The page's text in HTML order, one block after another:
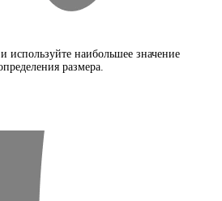
используйте наибольшее значение
размера.